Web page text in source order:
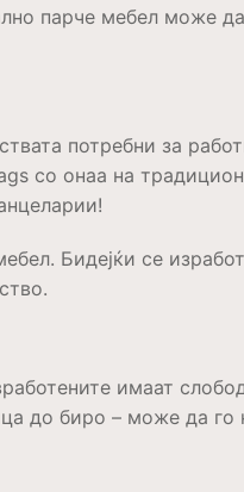
парче мебел може
потребни за
со онаа на
Бидејќи се
имаат
до биро – може да го